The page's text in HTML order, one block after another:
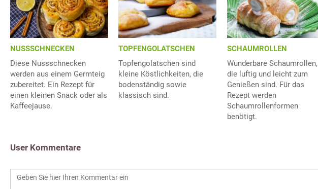
NUSSSCHNECKEN
Diese Nussschnecken
werden aus einem Germteig
zubereitet. Ein Rezept für
einen kleinen Snack oder als
Kaffeejause.
TOPFENGOLATSCHEN
Topfengolatschen sind
kleine Köstlichkeiten, die
bodenständig sowie
klassisch sind.
SCHAUMROLLEN
Wunderbare Schaumrollen,
die luftig und leicht zum
Genießen sind. Für das
Rezept werden
Schaumrollenformen
benötigt.
User Kommentare